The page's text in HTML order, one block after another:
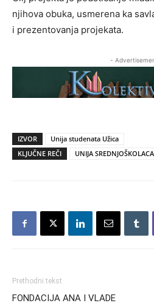
njihova obuka, usmerena ka
i prezentovanja projekata.
-
IZVOR
Unija studenata Užica
KLJUČNE REČI
UNIJA SREDNJOŠKOLACA
Prethodni tekst
FONDACIJA ANA I VLADE